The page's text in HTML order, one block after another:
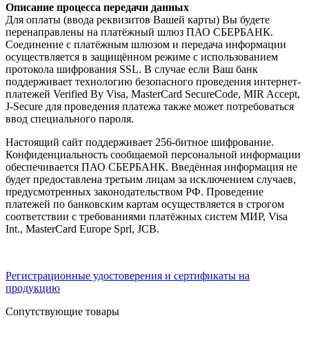
Описание процесса передачи данных
Для оплаты (ввода реквизитов Вашей карты) Вы будете
перенаправлены на платёжный шлюз ПАО СБЕРБАНК.
Соединение с платёжным шлюзом и передача информации
осуществляется в защищённом режиме с использованием
протокола шифрования SSL. В случае если Ваш банк
поддерживает технологию безопасного проведения интернет-
платежей Verified By Visa, MasterCard SecureCode, MIR Accept,
J-Secure для проведения платежа также может потребоваться
ввод специального пароля.
Настоящий сайт поддерживает 256-битное шифрование.
Конфиденциальность сообщаемой персональной информации
обеспечивается ПАО СБЕРБАНК. Введённая информация не
будет предоставлена третьим лицам за исключением случаев,
предусмотренных законодательством РФ. Проведение
платежей по банковским картам осуществляется в строгом
соответствии с требованиями платёжных систем МИР, Visa
Int., MasterCard Europe Sprl, JCB.
Регистрационные удостоверения и сертификаты на
продукцию
Сопутствующие товары